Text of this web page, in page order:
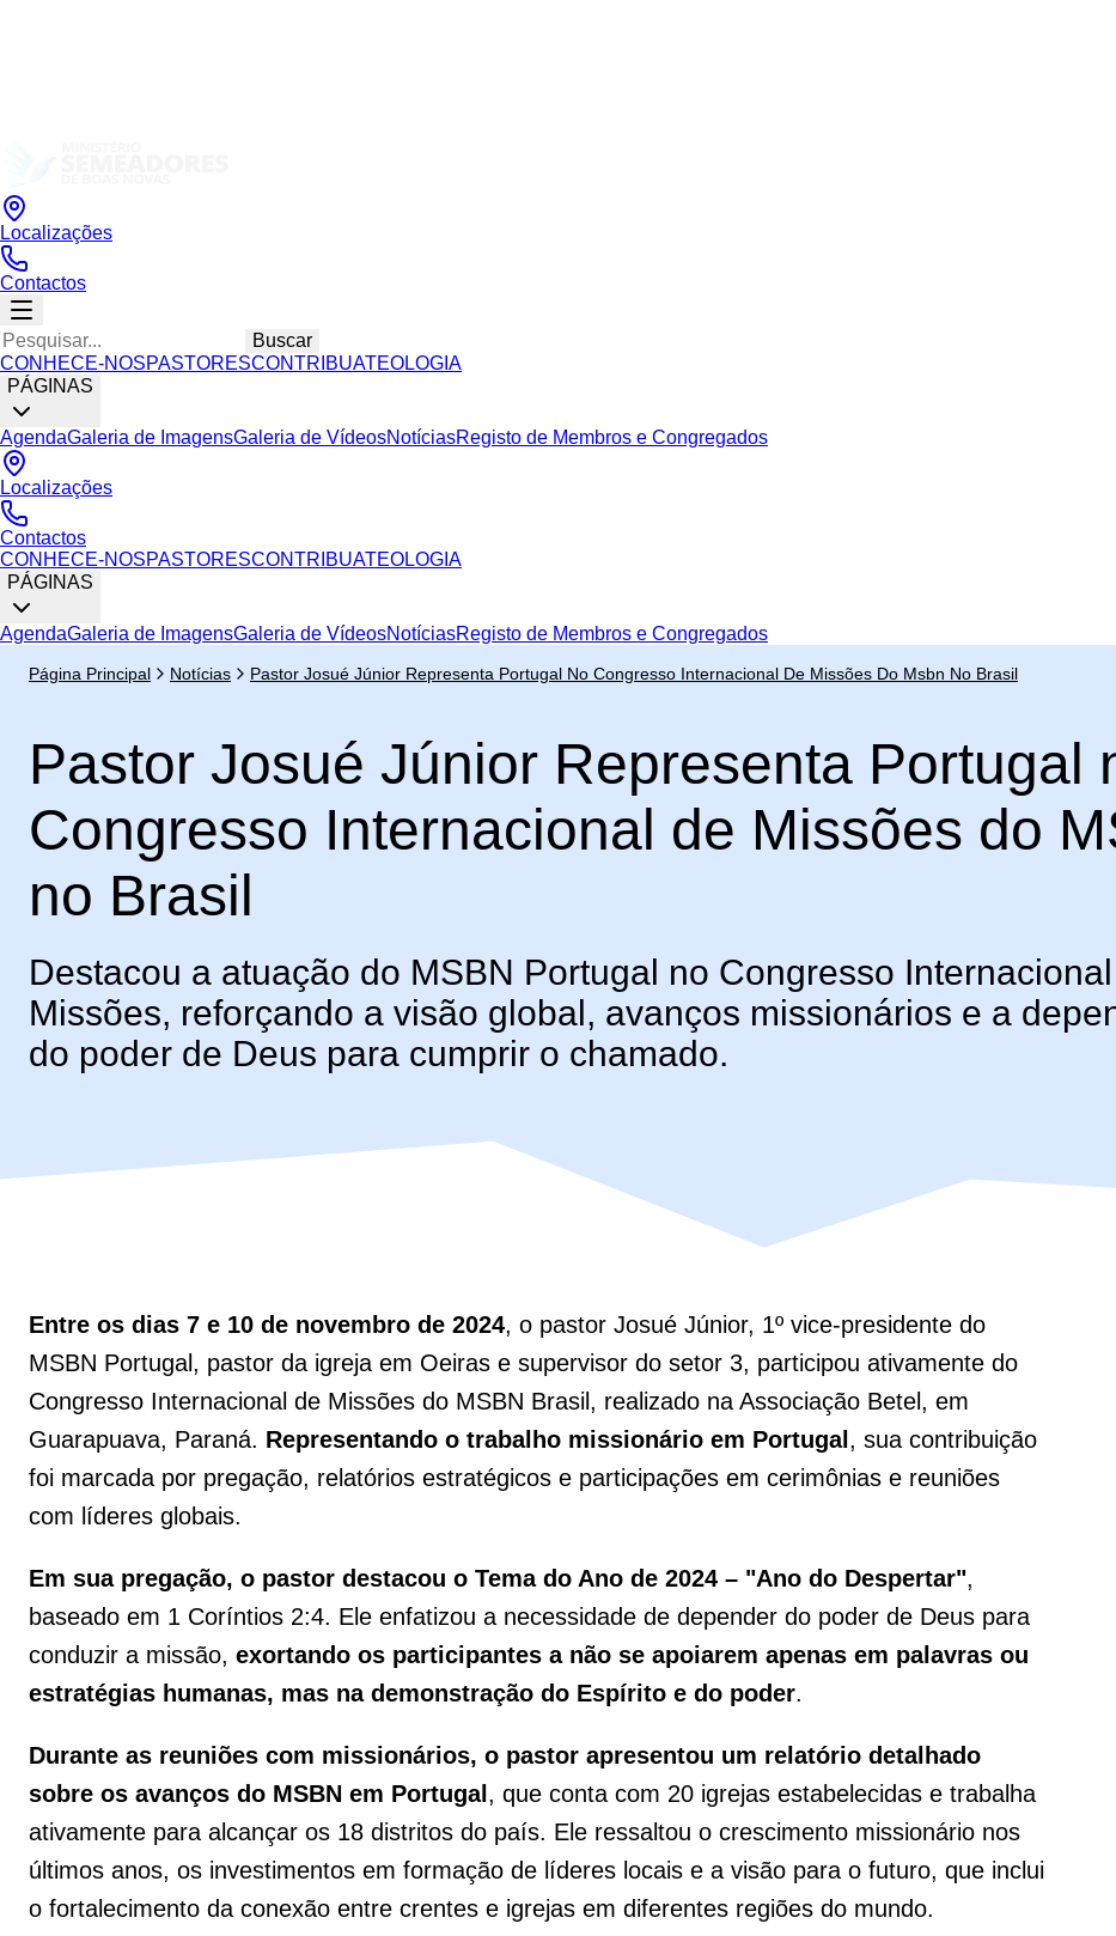
Localizações
Contactos
Buscar
CONHECE-NOSPASTORESCONTRIBUATEOLOGIA
PÁGINAS
AgendaGaleria de ImagensGaleria de VídeosNotíciasRegisto de Membros e Congregados
Localizações
Contactos
CONHECE-NOSPASTORESCONTRIBUATEOLOGIA
PÁGINAS
AgendaGaleria de ImagensGaleria de VídeosNotíciasRegisto de Membros e Congregados
Página Principal Notícias Pastor Josué Júnior Representa Portugal No Congresso Internacional De Missões Do Msbn No Brasil
Pastor Josué Júnior Representa Portugal
Congresso Internacional de Missões do
no Brasil
Destacou a atuação do MSBN Portugal no Congresso
Missões, reforçando a visão global, avanços missionários e a
do poder de Deus para cumprir o chamado.
Entre os dias 7 e 10 de novembro de 2024, o pastor Josué Júnior, 1º vice-presidente do
MSBN Portugal, pastor da igreja em Oeiras e supervisor do setor 3, participou ativamente do
Congresso Internacional de Missões do MSBN Brasil, realizado na Associação Betel, em
Guarapuava, Paraná. Representando o trabalho missionário em Portugal , sua contribuição
foi marcada por pregação, relatórios estratégicos e participações em cerimônias e reuniões
com líderes globais.
Em sua pregação, o pastor destacou o Tema do Ano de 2024 – "Ano do Despertar",
baseado em 1 Coríntios 2:4. Ele enfatizou a necessidade de depender do poder de Deus para
conduzir a missão, exortando os participantes a não se apoiarem apenas em palavras ou
estratégias humanas, mas na demonstração do Espírito e do poder.
Durante as reuniões com missionários, o pastor apresentou um relatório detalhado
sobre os avanços do MSBN em Portugal , que conta com 20 igrejas estabelecidas e trabalha
ativamente para alcançar os 18 distritos do país. Ele ressaltou o crescimento missionário nos
últimos anos, os investimentos em formação de líderes locais e a visão para o futuro, que inclui
o fortalecimento da conexão entre crentes e igrejas em diferentes regiões do mundo.